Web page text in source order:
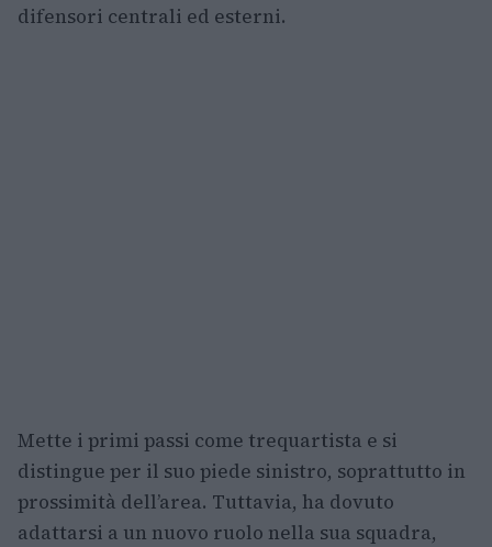
difensori centrali ed esterni.
Mette i primi passi come trequartista e si
distingue per il suo piede sinistro, soprattutto in
prossimità dell’area. Tuttavia, ha dovuto
adattarsi a un nuovo ruolo nella sua squadra,